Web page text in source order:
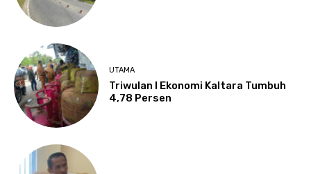
UTAMA
Triwulan I Ekonomi Kaltara Tumbuh
4,78 Persen